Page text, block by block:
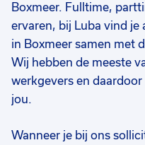
Voor werkgevers
Contact
Boxmeer. Fulltime,
ervaren, bij Luba vind
in Boxmeer samen met
Wij hebben de meeste
werkgevers en
jou.
Wanneer je bij ons